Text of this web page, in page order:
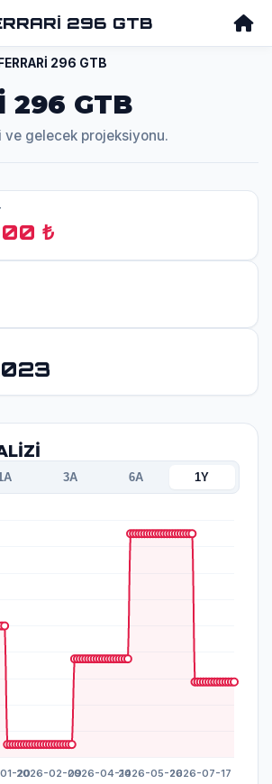
296 GTB
FERRARİ 296 GTB
296 GTB
gelecek projeksiyonu.
₺
3A 6A 1Y